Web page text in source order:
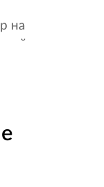
на
этапы
тренды,